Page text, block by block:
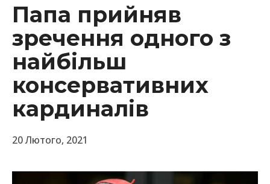
Папа прийняв
зречення одного з
найбільш
консервативних
кардиналів
20 Лютого, 2021